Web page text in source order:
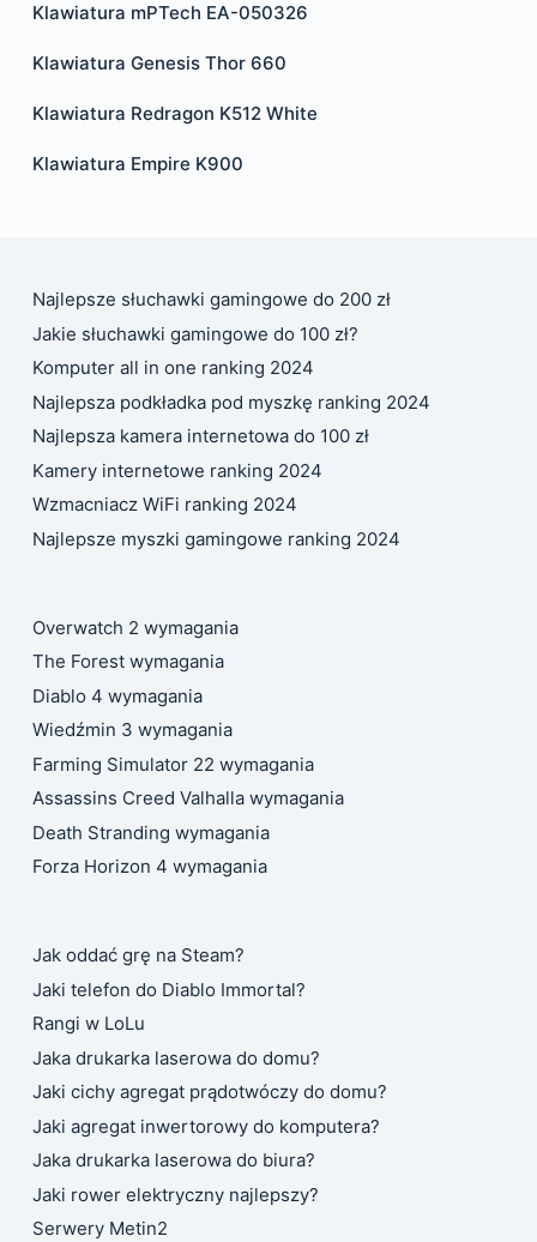
Klawiatura mPTech EA-050326
Klawiatura Genesis Thor 660
Klawiatura Redragon K512 White
Klawiatura Empire K900
Najlepsze słuchawki gamingowe do 200 zł
Jakie słuchawki gamingowe do 100 zł?
Komputer all in one ranking 2024
Najlepsza podkładka pod myszkę ranking 2024
Najlepsza kamera internetowa do 100 zł
Kamery internetowe ranking 2024
Wzmacniacz WiFi ranking 2024
Najlepsze myszki gamingowe ranking 2024
Overwatch 2 wymagania
The Forest wymagania
Diablo 4 wymagania
Wiedźmin 3 wymagania
Farming Simulator 22 wymagania
Assassins Creed Valhalla wymagania
Death Stranding wymagania
Forza Horizon 4 wymagania
Jak oddać grę na Steam?
Jaki telefon do Diablo Immortal?
Rangi w LoLu
Jaka drukarka laserowa do domu?
Jaki cichy agregat prądotwóczy do domu?
Jaki agregat inwertorowy do komputera?
Jaka drukarka laserowa do biura?
Jaki rower elektryczny najlepszy?
Serwery Metin2